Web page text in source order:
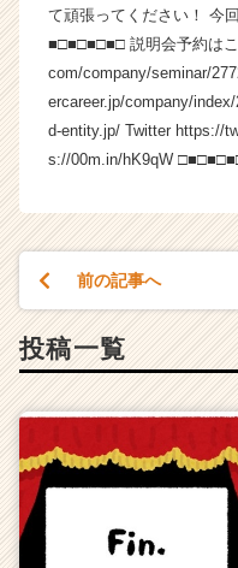
リ
ア
（C
h
e
a
e
て頑張ってください！ 今
■□■□■□■□ 説明会予約は
com/company/seminar/
ercareer.jp/company/
d-entity.jp/ Twitter https://
s://00m.in/hK9qW
前の記事へ
投稿一覧